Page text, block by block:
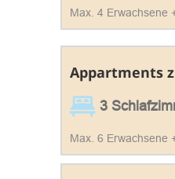
Max. 4 Erwachsene
Appartments
3
Max. 6 Erwachsene